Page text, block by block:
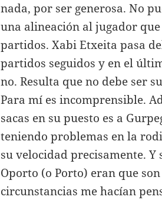
nada, por ser generosa. No
una alineación al jugador
partidos. Xabi Etxeita pasa
partidos seguidos y en el
no. Resulta que no debe ser
Para mí es incomprensible.
sacas en su puesto es a
teniendo problemas en la
su velocidad precisamente.
Oporto (o Porto) eran que
circunstancias me hacían